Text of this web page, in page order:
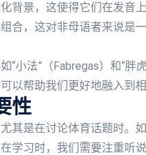
背景，这使得它们在发音
合，这对非母语者来说是
“小法”（Fabregas）和“
以帮助我们更好地融入到相
性
其是在讨论体育话题时。
学习时，我们需要注重听说